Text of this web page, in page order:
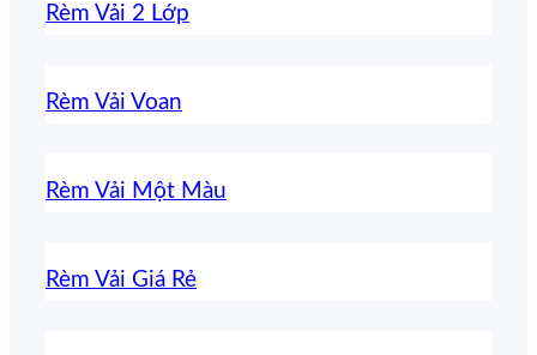
Rèm Vải 2 Lớp
Rèm Vải Voan
Rèm Vải Một Màu
Rèm Vải Giá Rẻ